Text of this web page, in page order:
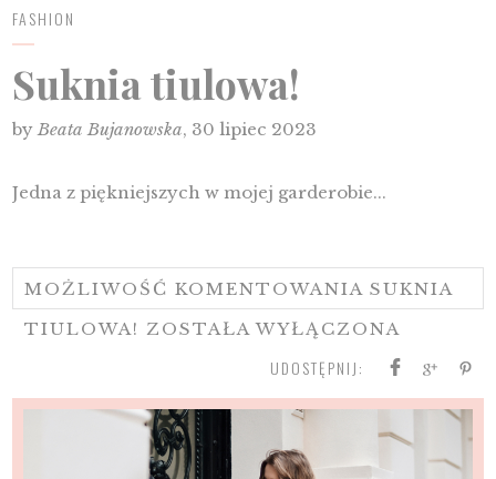
FASHION
Suknia tiulowa!
byBeata Bujanowska, 30 lipiec 2023
Jedna z piękniejszych w mojej garderobie...
MOŻLIWOŚĆ KOMENTOWANIASUKNIA
TIULOWA! ZOSTAŁA WYŁĄCZONA
UDOSTĘPNIJ: